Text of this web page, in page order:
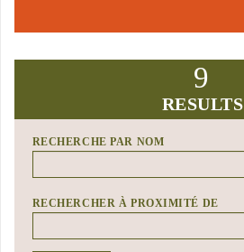
9
RESULTS
RECHERCHE PAR NOM
RECHERCHER À PROXIMITÉ DE